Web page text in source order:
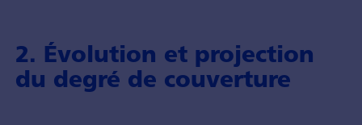
2. Évolution et projection
du degré de couverture